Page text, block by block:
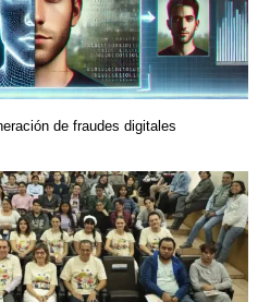
de fraudes digitales